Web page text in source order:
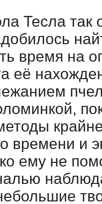
Тесла так
время на
её
времени и
ему не